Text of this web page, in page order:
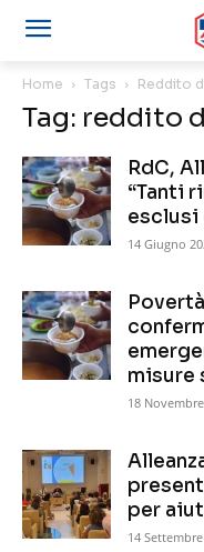
Home Tags Reddito
Tag: reddito
RdC,
“Tanti
esclusi
14 Giugno
misure
18
per
14